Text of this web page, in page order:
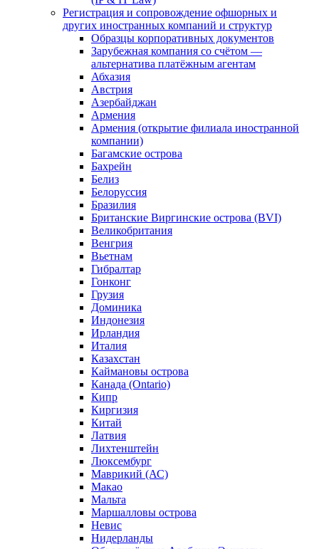
Регистрация и сопровождение офшорных и
других иностранных компаний и структур
Образцы корпоративных документов
Зарубежная компания со счётом —
альтернатива платёжным агентам
Абхазия
Австрия
Азербайджан
Армения
Армения (открытие филиала иностранной
компании)
Багамские острова
Бахрейн
Белиз
Белоруссия
Бразилия
Британские Виргинские острова (BVI)
Великобритания
Венгрия
Вьетнам
Гибралтар
Гонконг
Грузия
Доминика
Индонезия
Ирландия
Италия
Казахстан
Каймановы острова
Канада (Ontario)
Кипр
Киргизия
Китай
Латвия
Лихтенштейн
Люксембург
Маврикий (АС)
Макао
Мальта
Маршалловы острова
Нeвис
Нидерланды